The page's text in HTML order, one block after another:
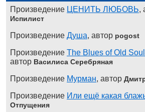
Произведение ЦЕНИТЬ ЛЮБОВЬ,
Испилист
Произведение Душа, автор pogost
Произведение The Blues of Old
автор Василиса Серебряная
Произведение Мурман, автор
Произведение Или ещё какая
Отпущения